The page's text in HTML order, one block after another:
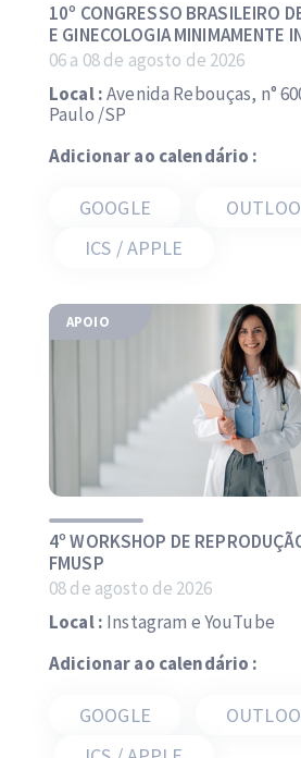
10º CONGRESSO BRASILEIRO
E GINECOLOGIA MINIMAMENTE
06 a 08 de agosto de 2026
Local :Avenida Rebouças, n°
Paulo /SP
Adicionar ao calendário :
GOOGLE
ICS / APPLE
APOIO
4º WORKSHOP DE
FMUSP
08 de agosto de 2026
Local : Instagram e YouTube
Adicionar ao calendário :
GOOGLE